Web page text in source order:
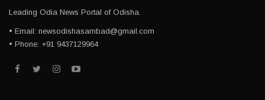
Leading Odia News Portal of Odisha.
• Email: newsodishasambad@gmail.com
• Phone: +91 9437129964